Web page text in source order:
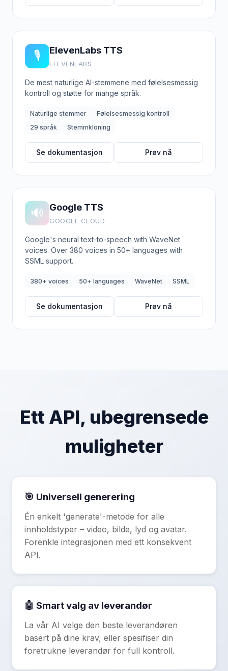
🎙️ ElevenLabs TTS
ELEVENLABS
De mest naturlige AI-stemmene med følelsesmessig
kontroll og støtte for mange språk.
Naturlige stemmer
Følelsesmessig kontroll
29 språk
Stemmkloning
Se dokumentasjon Prøv nå
🔊 Google TTS
GOOGLE CLOUD
Google's neural text-to-speech with WaveNet
voices. Over 380 voices in 50+ languages with
SSML support.
380+ voices 50+ languages WaveNet SSML
Se dokumentasjon Prøv nå
Ett API, ubegrensede
muligheter
🎯 Universell generering
Én enkelt 'generate'-metode for alle
innholdstyper – video, bilde, lyd og avatar.
Forenkle integrasjonen med ett konsekvent
API.
🤖 Smart valg av leverandør
La vår AI velge den beste leverandøren
basert på dine krav, eller spesifiser din
foretrukne leverandør for full kontroll.